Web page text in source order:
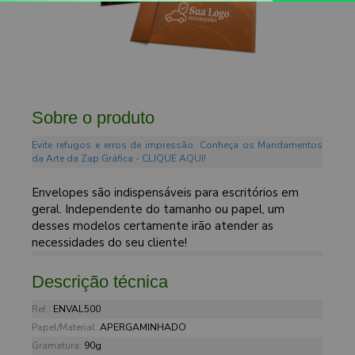
Sobre o produto
Evite refugos e erros de impressão. Conheça os Mandamentos
da Arte da Zap Gráfica - CLIQUE AQUI!
Envelopes são indispensáveis para escritórios em
geral. Independente do tamanho ou papel, um
desses modelos certamente irão atender as
necessidades do seu cliente!
Descrição técnica
Ref.: ENVAL500
Papel/Material: APERGAMINHADO
Gramatura: 90g